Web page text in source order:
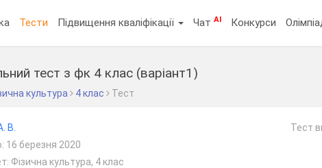
Тести Підвищення кваліфікації ЧатAI Конкурси
тест з фк 4 клас (варіант1)
культура 4 клас Тест
В.
16 березня 2020
Фізична культура, 4 клас
Тест